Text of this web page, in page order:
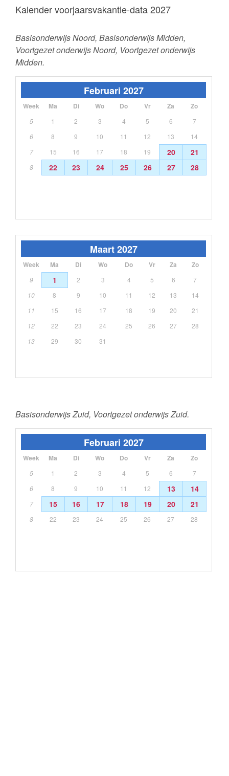
Kalender voorjaarsvakantie-data 2027
Basisonderwijs Noord, Basisonderwijs Midden,
Voortgezet onderwijs Noord, Voortgezet onderwijs
Midden.
Februari 2027
Week Ma Di Wo Do Vr Za Zo
5 1 2 3 4 5 6
7
6
8 9 10 11 12 13
14
7
15 16 17 18 19 20 21
8 22 23 24 25 26 27 28
Maart 2027
Week Ma Di Wo Do Vr Za Zo
9 1 2 3 4 5 6
7
10
8 9 10 11 12 13
14
11
15 16 17 18 19 20
21
12
22 23 24 25 26 27
28
13
29 30 31
Basisonderwijs Zuid, Voortgezet onderwijs Zuid.
Februari 2027
Week Ma Di Wo Do Vr Za Zo
5 1 2 3 4 5 6
7
6
8 9 10 11 12 13 14
7 15 16 17 18 19 20 21
8 22 23 24 25 26 27 28